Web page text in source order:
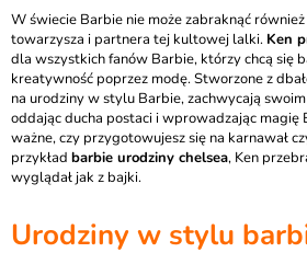
W świecie Barbie nie może zabraknąć
towarzysza i partnera tej kultowej lalki. Ken
dla wszystkich fanów Barbie, którzy chcą się
kreatywność poprzez modę. Stworzone z
na urodziny w stylu Barbie, zachwycają
oddając ducha postaci i wprowadzając magię
ważne, czy przygotowujesz się na karnawał
przykład barbie urodziny chelsea, Ken
wyglądał jak z bajki.
Urodziny w stylu